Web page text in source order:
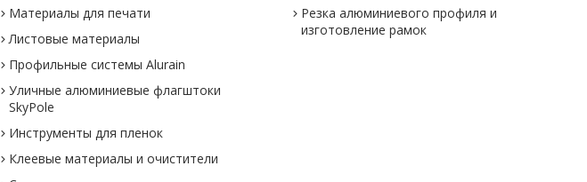
Материалы для печати
Листовые материалы
Профильные системы Alurain
Уличные алюминиевые флагштоки
SkyPole
Инструменты для пленок
Клеевые материалы и очистители
Резка алюминиевого профиля и
изготовление рамок